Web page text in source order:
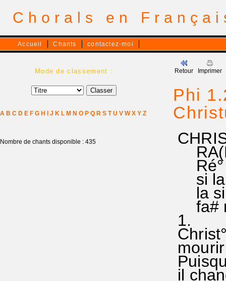
Chorals en
Accueil Chants contactez-moi
Mode de classement :
A B C D E F G H J K L M N O P Q R S T U V W X Y Z
Nombre de chants disponible : 435
Retour Imprimer
Phi
Ré°
si la
la si
fa#
1.
il